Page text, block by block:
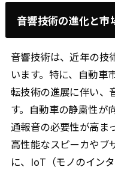
音響技術の進化と市
音響技術は、近年の技
います。特に、自動車
転技術の進展に伴い、
す。自動車の静粛性が
通報音の必要性が高ま
高性能なスピーカやブ
に、IoT（モノのイン